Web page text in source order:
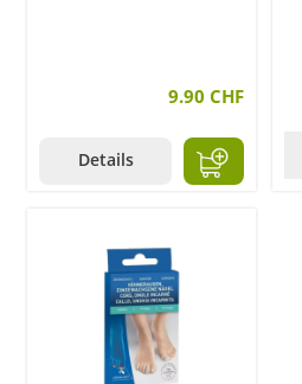
9.90 CHF
Details